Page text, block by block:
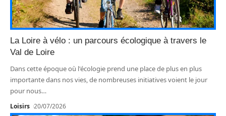
La Loire à vélo : un parcours écologique à travers le
Val de Loire
Dans cette époque où l'écologie prend une place de plus en plus
importante dans nos vies, de nombreuses initiatives voient le jour
pour nous…
Loisirs 20/07/2026